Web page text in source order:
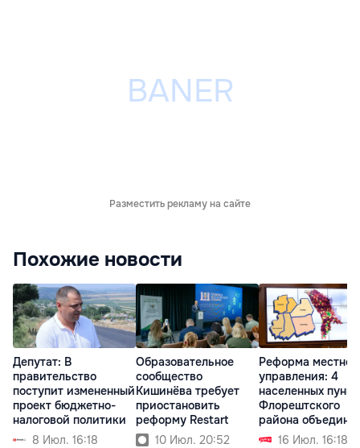
Разместить рекламу на сайте
Похожие новости
Депутат: В
правительство
поступит измененный
проект бюджетно-
налоговой политики
8 Июл. 16:18
Образовательное
сообщество
Кишинёва требует
приостановить
реформу Restart
10 Июл. 20:52
Реформа
управления: 4
населенных
Флорештского
района
мэрии16 Июл. 16:18